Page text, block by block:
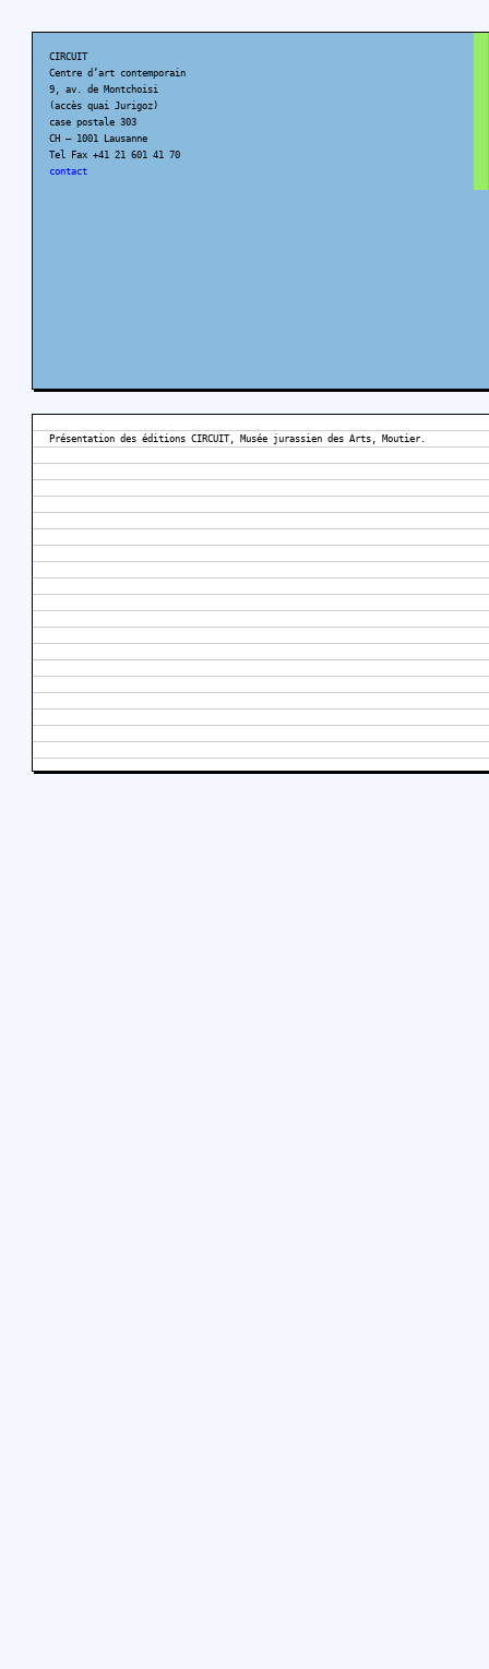
CIRCUIT
Centre d’art contemporain
9, av. de Montchoisi
(accès quai Jurigoz)
case postale 303
CH – 1001 Lausanne
Tel Fax +41 21 601 41 70
contact
Présentation des éditions CIRCUIT, Musée jurassien des Arts, Moutier.